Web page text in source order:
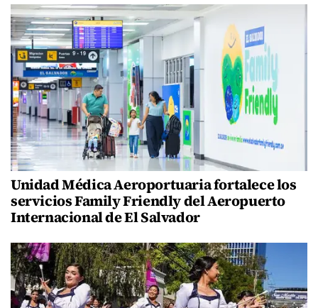
Unidad Médica Aeroportuaria fortalece los
servicios Family Friendly del Aeropuerto
Internacional de El Salvador